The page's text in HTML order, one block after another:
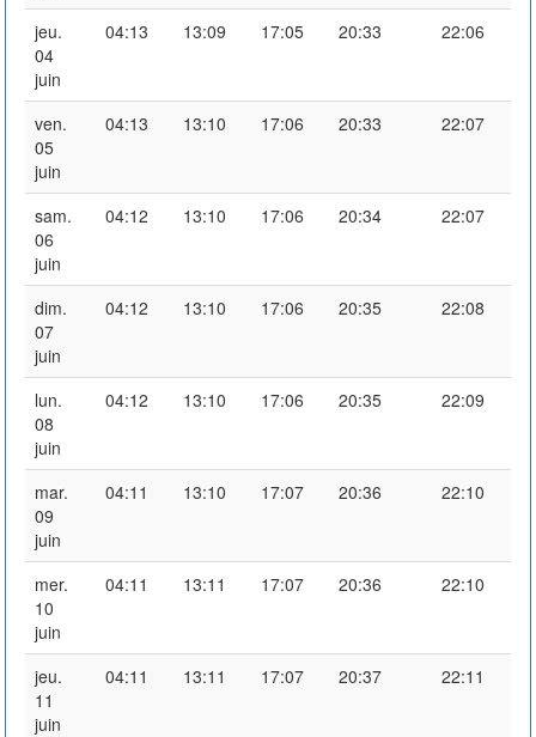
jeu.
04
juin
04:13 13:09 17:05 20:33 22:06
ven.
05
juin
04:13 13:10 17:06 20:33 22:07
sam.
06
juin
04:12 13:10 17:06 20:34 22:07
dim.
07
juin
04:12 13:10 17:06 20:35 22:08
lun.
08
juin
04:12 13:10 17:06 20:35 22:09
mar.
09
juin
04:11 13:10 17:07 20:36 22:10
mer.
10
juin
04:11 13:11 17:07 20:36 22:10
jeu.
11
juin
04:11 13:11 17:07 20:37 22:11